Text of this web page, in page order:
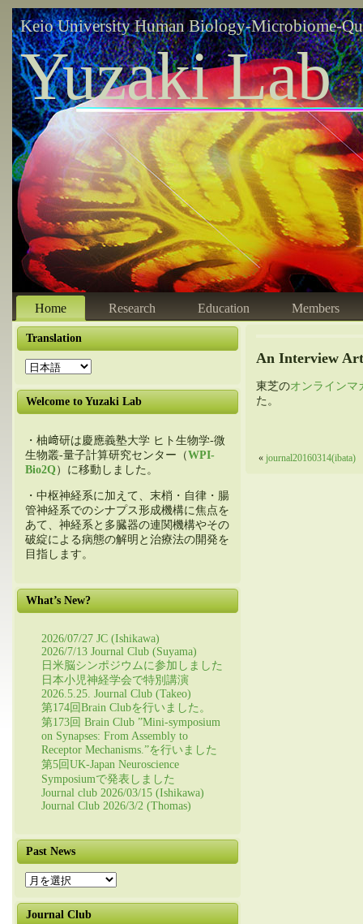
Keio University Human Biology-Microbiome-
Yuzaki Lab
Home Research Education Members
Translation
Welcome to Yuzaki Lab
・柚﨑研は慶應義塾大学 ヒト生物学-微
生物叢-量子計算研究センター（WPI-
Bio2Q）に移動しました。
・中枢神経系に加えて、末梢・自律・腸
管神経系でのシナプス形成機構に焦点を
あて、神経系と多臓器の連関機構やその
破綻による病態の解明と治療法の開発を
目指します。
What’s New?
2026/07/27 JC (Ishikawa)
2026/7/13 Journal Club (Suyama)
日米脳シンポジウムに参加しました
日本小児神経学会で特別講演
2026.5.25. Journal Club (Takeo)
第174回Brain Clubを行いました。
第173回 Brain Club ”Mini-symposium
on Synapses: From Assembly to
Receptor Mechanisms.”を行いました
第5回UK-Japan Neuroscience
Symposiumで発表しました
Journal club 2026/03/15 (Ishikawa)
Journal Club 2026/3/2 (Thomas)
Past News
Past
News
Journal Club
An Interview
東芝のオンラインマ
た。
« journal20160314(ibata)